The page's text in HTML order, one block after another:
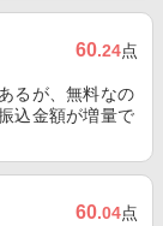
60.24点
るが、無料なの
込金額が増量で
60.04点